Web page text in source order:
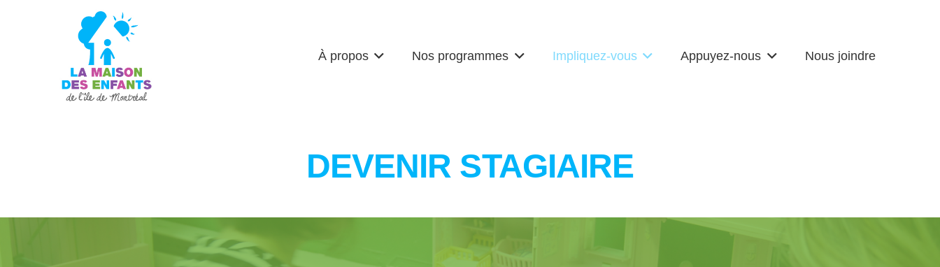
À propos Nos programmes Impliquez-vous Appuyez-nous Nous joindre
DEVENIR STAGIAIRE